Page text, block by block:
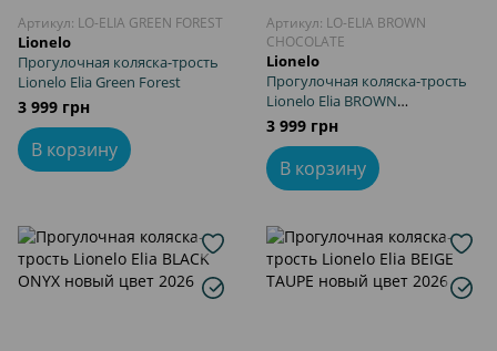
Артикул: LO-ELIA GREEN FOREST
Lionelo
Прогулочная коляска-трость
Lionelo Elia Green Forest
3 999 грн
В корзину
Артикул: LO-ELIA BROWN
CHOCOLATE
Lionelo
Прогулочная коляска-трость
Lionelo Elia BROWN
CHOCOLATE новый цвет 2026
3 999 грн
В корзину